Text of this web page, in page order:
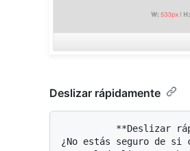
Deslizar rápidamente
¿No estás seguro de